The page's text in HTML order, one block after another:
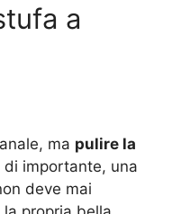
a
ma pulire la
di importante, una
deve mai